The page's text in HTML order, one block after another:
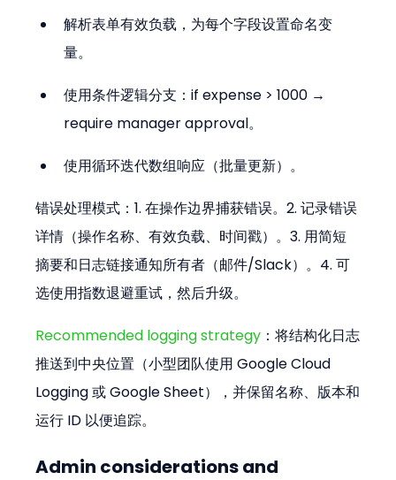
解析表单有效负载，为每个字段设置命名变
量。
使用条件逻辑分支：if expense > 1000 →
require manager approval。
使用循环迭代数组响应（批量更新）。
错误处理模式：1. 在操作边界捕获错误。2. 记录错误
详情（操作名称、有效负载、时间戳）。3. 用简短
摘要和日志链接通知所有者（邮件/Slack）。4. 可
选使用指数退避重试，然后升级。
Recommended logging strategy ：将结构化日志
推送到中央位置（小型团队使用 Google Cloud
Logging 或 Google Sheet），并保留名称、版本和
运行 ID 以便追踪。
Admin considerations and